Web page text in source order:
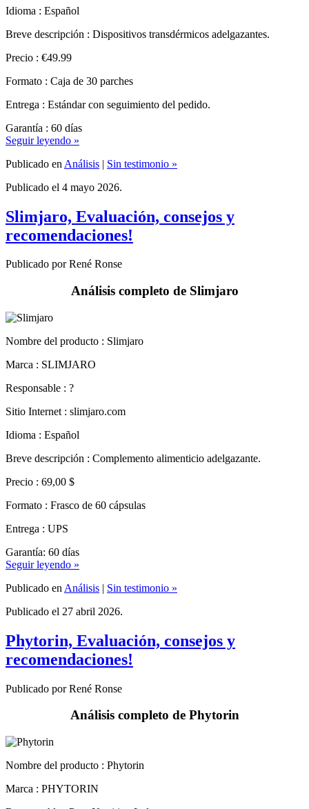
Breve descripción : Dispositivos transdérmicos adelgazantes.
Precio : €49.99
Formato : Caja de 30 parches
Entrega : Estándar con seguimiento del pedido.
Garantía : 60 días
Publicado enAnálisis
Publicado el 4 mayo 2026.
Slimjaro, Evaluación, consejos y
recomendaciones!
Publicado por René Ronse
Análisis completo de Slimjaro
Nombre del producto :
Marca : SLIMJARO
Responsable : ?
Sitio Internet : slimjaro.com
Idioma : Español
Breve descripción : Complemento alimenticio adelgazante.
Precio : 69,00 $
Formato : Frasco de 60 cápsulas
Entrega : UPS
Garantía: 60 días
Publicado enAnálisis
Publicado el 27 abril 2026.
Phytorin, Evaluación, consejos y
recomendaciones!
Publicado por René Ronse
Análisis completo de Phytorin
Nombre del producto :
Marca : PHYTORIN
Responsable : Pure Nutrition Ltd.